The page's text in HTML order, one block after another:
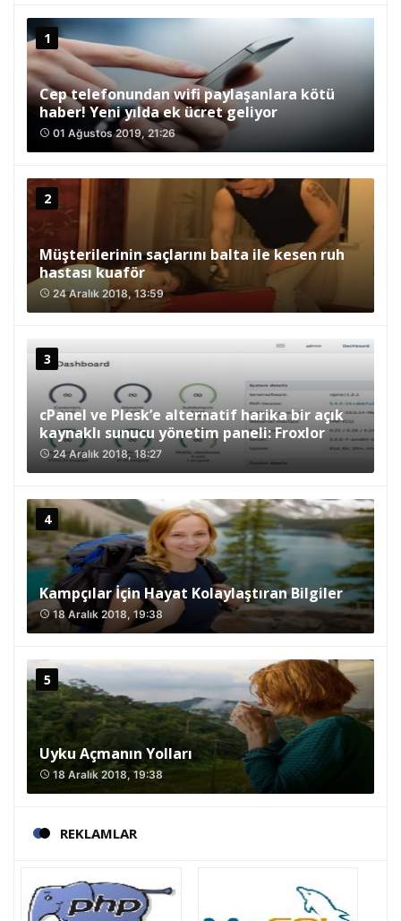
Cep telefonundan wifi paylaşanlara kötü
haber! Yeni yılda ek ücret geliyor
access_time 01 Ağustos 2019, 21:26
Müşterilerinin saçlarını balta ile kesen ruh
hastası kuaför
access_time 24 Aralık 2018, 13:59
cPanel ve Plesk’e alternatif harika bir açık
kaynaklı sunucu yönetim paneli: Froxlor
access_time24 Aralık 2018, 18:27
Kampçılar İçin Hayat Kolaylaştıran Bilgiler
access_time18 Aralık 2018, 19:38
Uyku Açmanın Yolları
access_time 18 Aralık 2018, 19:38
REKLAMLAR